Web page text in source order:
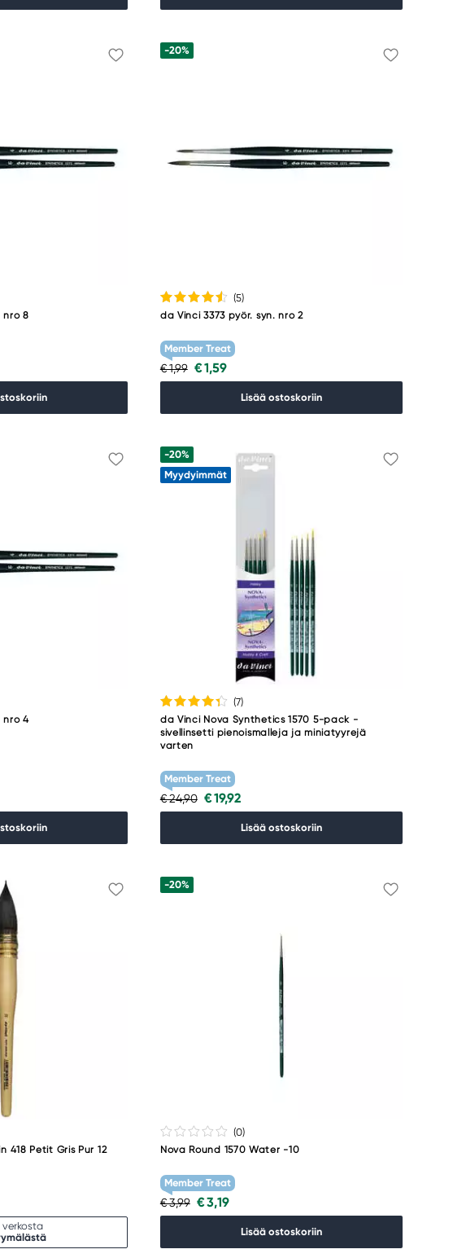
nro 8
-20%
(5)
da Vinci 3373 pyör. syn. nro 2
Member Treat
€ 1,99 € 1,59
Lisää ostoskoriin
nro 4
-20%
Myydyimmät
(7)
da Vinci Nova Synthetics 1570 5-pack -
sivellinsetti pienoismalleja ja miniatyyrejä
varten
Member Treat
€ 24,90 € 19,92
Lisää ostoskoriin
418 Petit Gris Pur 12
verkosta
-20%
(0)
Nova Round 1570 Water -10
Member Treat
€ 3,99 € 3,19
Lisää ostoskoriin